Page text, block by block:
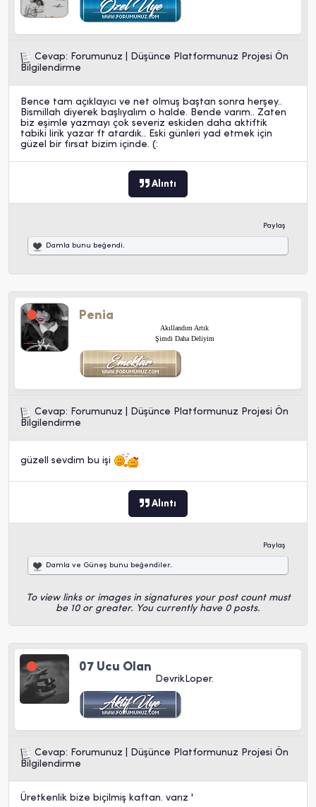
Cevap: Forumunuz | Düşünce Platformunuz Projesi Ön
Bilgilendirme
Bence tam açıklayıcı ve net olmuş baştan sonra herşey..
Bismillah diyerek başlıyalım o halde. Bende varım.. Zaten
biz eşimle yazmayı çok severiz eskiden daha aktiftik
tabiki lirik yazar ft atardık.. Eski günleri yad etmek için
güzel bir fırsat bizim içinde. (:
Alıntı
Paylaş
Damla bunu beğendi.
Penia
Akıllandım Artık
Şimdi Daha Deliyim
Cevap: Forumunuz | Düşünce Platformunuz Projesi Ön
Bilgilendirme
güzell sevdim bu işi
Alıntı
Paylaş
Damla ve Güneş bunu beğendiler.
To view links or images in signatures your post count must
be 10 or greater. You currently have 0 posts.
07 Ucu Olan
DevrikLoper.
Cevap: Forumunuz | Düşünce Platformunuz Projesi Ön
Bilgilendirme
Üretkenlik bize biçilmiş kaftan. varız '